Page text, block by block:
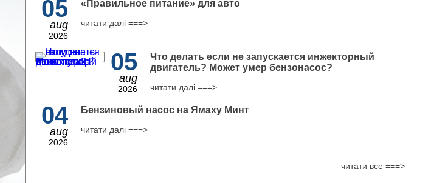
05
aug
2026
​«Правильное питание» для авто
читати далі ===>
05
aug
2026
Что делать если не запускается инжекторный
двигатель? Может умер бензонасос?
читати далі ===>
04
aug
2026
Бензиновый насос на Ямаху Минт
читати далі ===>
читати все ===>